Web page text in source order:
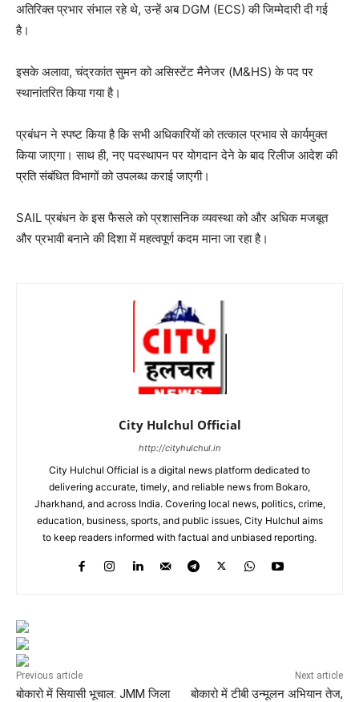
अतिरिक्त प्रभार संभाल रहे थे, उन्हें अब DGM (ECS) की जिम्मेदारी दी गई
है।
इसके अलावा, चंद्रकांत सुमन को असिस्टेंट मैनेजर (M&HS) के पद पर
स्थानांतरित किया गया है।
प्रबंधन ने स्पष्ट किया है कि सभी अधिकारियों को तत्काल प्रभाव से कार्यमुक्त
किया जाएगा। साथ ही, नए पदस्थापन पर योगदान देने के बाद रिलीज आदेश की
प्रति संबंधित विभागों को उपलब्ध कराई जाएगी।
SAIL प्रबंधन के इस फैसले को प्रशासनिक व्यवस्था को और अधिक मजबूत
और प्रभावी बनाने की दिशा में महत्वपूर्ण कदम माना जा रहा है।
City Hulchul Official
http://cityhulchul.in
City Hulchul Official is a digital news platform dedicated to
delivering accurate, timely, and reliable news from Bokaro,
Jharkhand, and across India. Covering local news, politics, crime,
education, business, sports, and public issues, City Hulchul aims
to keep readers informed with factual and unbiased reporting.
Previous article
बोकारो में सियासी भूचाल: JMM जिला
Next article
बोकारो में टीबी उन्मूलन अभियान तेज,